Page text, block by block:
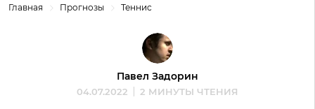
Главная Прогнозы Теннис
Павел Задорин
04.07.2022 2 МИНУТЫ ЧТЕНИЯ